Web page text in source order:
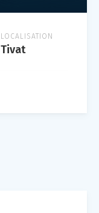
LOCALISATION
Tivat